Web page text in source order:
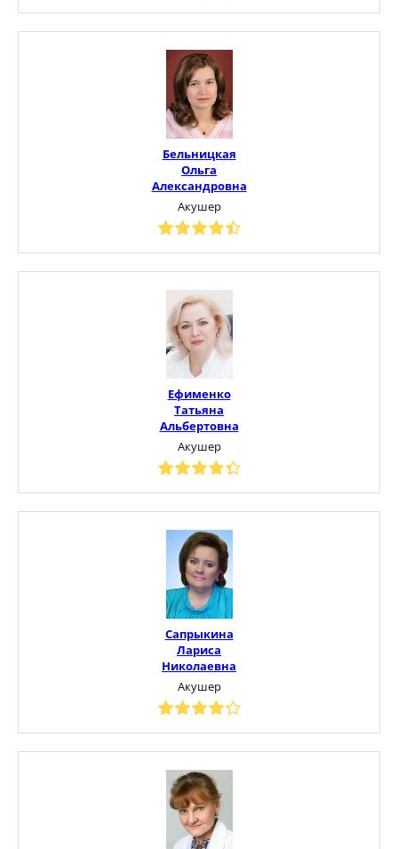
Бельницкая
Ольга
Александровна
Акушер
Ефименко
Татьяна
Альбертовна
Акушер
Сапрыкина
Лариса
Николаевна
Акушер